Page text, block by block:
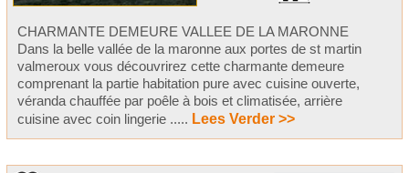
CHARMANTE DEMEURE VALLEE DE LA MARONNE
Dans la belle vallée de la maronne aux portes de st martin
valmeroux vous découvrirez cette charmante demeure
comprenant la partie habitation pure avec cuisine ouverte,
véranda chauffée par poêle à bois et climatisée, arrière
cuisine avec coin lingerie ..... Lees Verder >>